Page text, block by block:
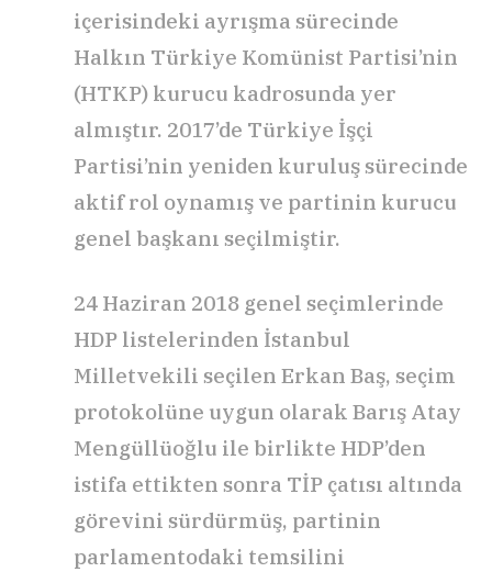
içerisindeki ayrışma sürecinde
Halkın Türkiye Komünist Partisi’nin
(HTKP) kurucu kadrosunda yer
almıştır. 2017’de Türkiye İşçi
Partisi’nin yeniden kuruluş sürecinde
aktif rol oynamış ve partinin kurucu
genel başkanı seçilmiştir.
24 Haziran 2018 genel seçimlerinde
HDP listelerinden İstanbul
Milletvekili seçilen Erkan Baş, seçim
protokolüne uygun olarak Barış Atay
Mengüllüoğlu ile birlikte HDP’den
istifa ettikten sonra TİP çatısı altında
görevini sürdürmüş, partinin
parlamentodaki temsilini